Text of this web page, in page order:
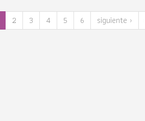
2 3 4 5 6 siguiente ›